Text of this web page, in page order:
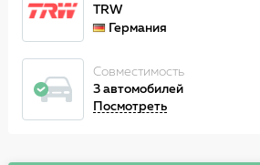
TRW
Германия
Совместимость
3 автомобилей
Посмотреть